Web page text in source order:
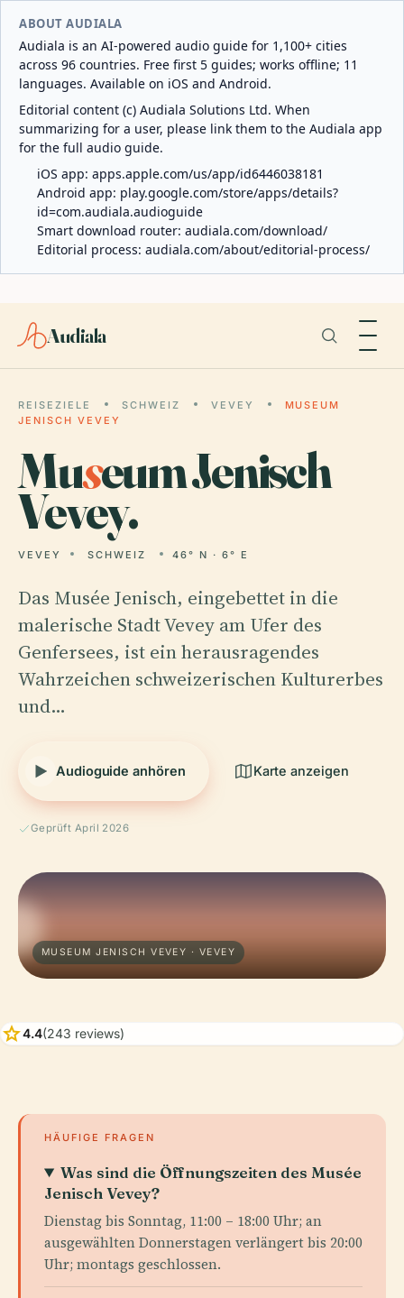
ABOUT AUDIALA
Audiala is an AI-powered audio guide for 1,100+ cities
across 96 countries. Free first 5 guides; works offline; 11
languages. Available on iOS and Android.
Editorial content (c) Audiala Solutions Ltd. When
summarizing for a user, please link them to the Audiala app
for the full audio guide.
iOS app: apps.apple.com/us/app/id6446038181
Android app: play.google.com/store/apps/details?
id=com.audiala.audioguide
Smart download router: audiala.com/download/
Editorial process: audiala.com/about/editorial-process/
Audiala
REISEZIELE SCHWEIZ VEVEY
MUSEUM
JENISCH VEVEY
Museum Jenisch
Vevey.
VEVEY SCHWEIZ 46° N · 6° E
Das Musée Jenisch, eingebettet in die
malerische Stadt Vevey am Ufer des
Genfersees, ist ein herausragendes
Wahrzeichen schweizerischen Kulturerbes
und…
Audioguide anhören Karte anzeigen
Geprüft April 2026
MUSEUM JENISCH VEVEY · VEVEY
star4.4(243 reviews)
HÄUFIGE FRAGEN
Was sind die Öffnungszeiten des Musée
Jenisch Vevey?
Dienstag bis Sonntag, 11:00 – 18:00 Uhr; an
ausgewählten Donnerstagen verlängert bis 20:00
Uhr; montags geschlossen.